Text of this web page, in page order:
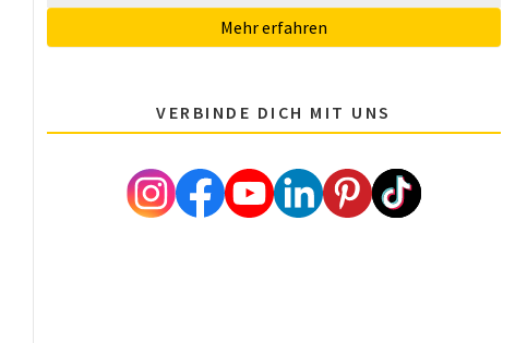
Mehr erfahren
VERBINDE DICH MIT UNS